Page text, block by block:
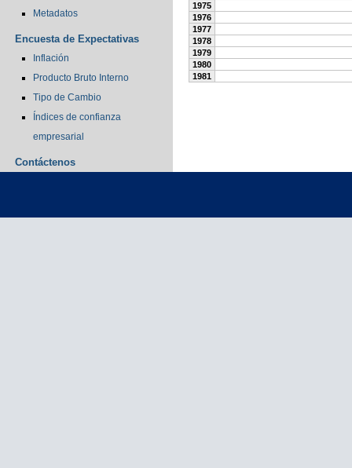
Metadatos
Encuesta de Expectativas
Inflación
Producto Bruto Interno
Tipo de Cambio
Índices de confianza
empresarial
Contáctenos
1975
1976
1977
1978
1979
1980
1981